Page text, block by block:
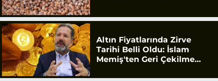
Altın Fiyatlarında Zirve
Tarihi Belli Oldu: İslam
Memiş'ten Geri Çekilme